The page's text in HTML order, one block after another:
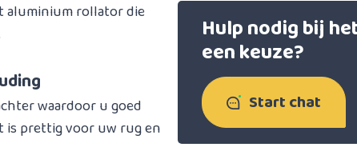
aluminium rollator die
waardoor u goed
is prettig voor uw rug en
Hulp nodig bij
een keuze?
Start chat